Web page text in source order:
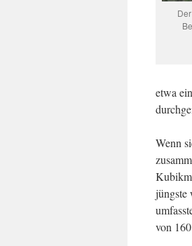
etwa
Wenn
jüngste
von